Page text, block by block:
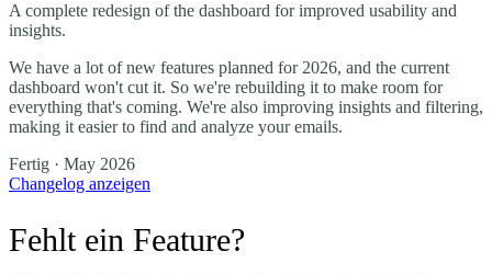
A complete redesign of the dashboard for improved usability and
insights.
We have a lot of new features planned for 2026, and the current
dashboard won't cut it. So we're rebuilding it to make room for
everything that's coming. We're also improving insights and filtering,
making it easier to find and analyze your emails.
Fertig · May 2026
Changelog anzeigen
Fehlt ein Feature?